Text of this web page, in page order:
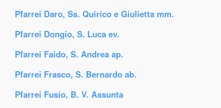
Pfarrei Daro, Ss. Quirico e Giulietta mm.
Pfarrei Dongio, S. Luca ev.
Pfarrei Faido, S. Andrea ap.
Pfarrei Frasco, S. Bernardo ab.
Pfarrei Fusio, B. V. Assunta